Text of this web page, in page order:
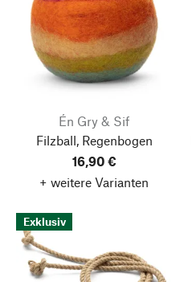
Én Gry & Sif
Filzball, Regenbogen
16,90 €
+ weitere Varianten
Exklusiv